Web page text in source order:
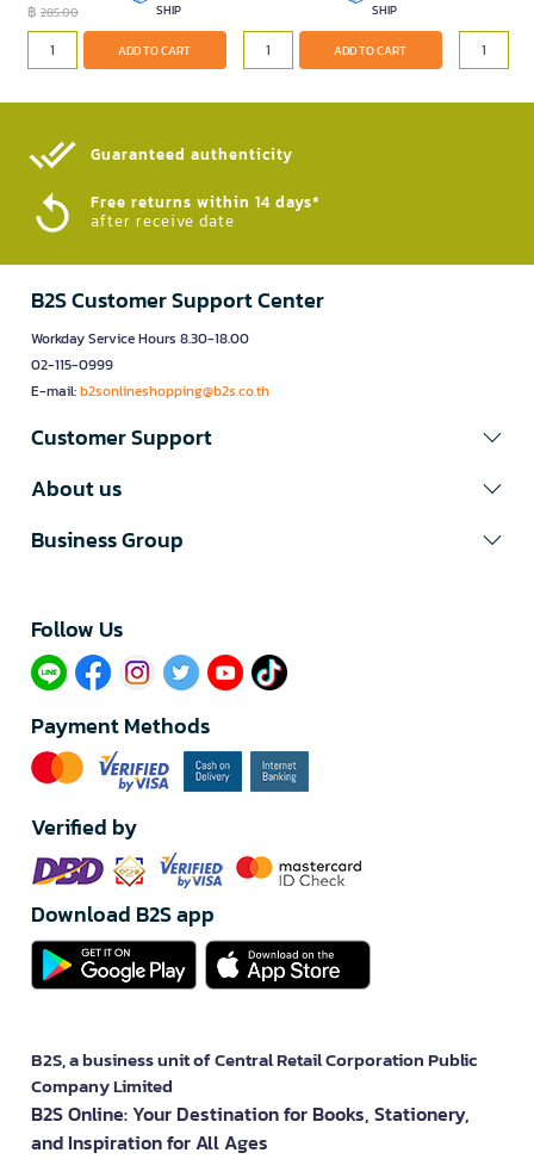
฿ 285.00
SHIP
ADD TO CART
SHIP
ADD TO CART
Guaranteed authenticity​
Free returns within 14 days*
after receive date
B2S Customer Support Center
Workday Service Hours 8.30-18.00
02-115-0999
E-mail:b2sonlineshopping@b2s.co.th
Customer Support
About us
Business Group
Follow Us​
Payment Methods
Verified by
Download B2S app
B2S, a business unit of Central Retail Corporation Public
Company Limited
B2S Online: Your Destination for Books, Stationery,
and Inspiration for All Ages